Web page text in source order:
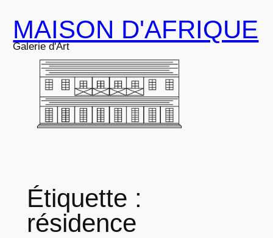
contenu
MAISON D'AFRIQUE
Galerie d'Art
Étiquette :
résidence